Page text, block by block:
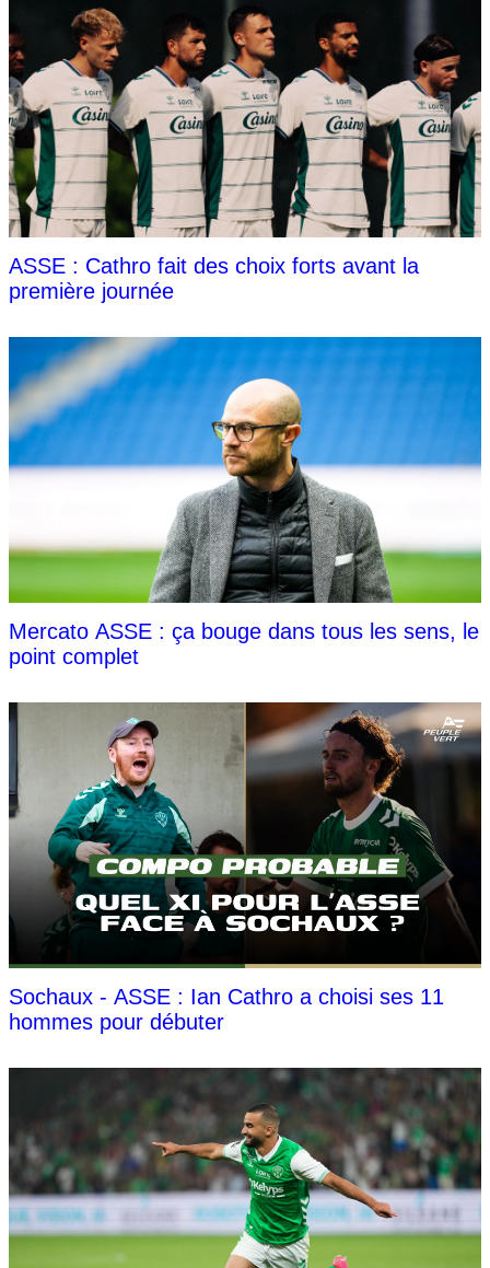
ASSE : Cathro fait des choix forts avant la
première journée
Mercato ASSE : ça bouge dans tous les sens, le
point complet
Sochaux - ASSE : Ian Cathro a choisi ses 11
hommes pour débuter